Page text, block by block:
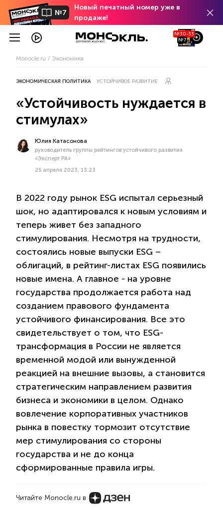
№7
Новый печатный номер уже в
продаже!
№30-33
№7
Monocle.ru Экономика
ЭКОНОМИЧЕСКАЯ ПОЛИТИКА УСТОЙЧИВОЕ РАЗВИТИЕ
«Устойчивость нуждается в
стимулах»
Юлия Катасонова
руководитель группы рейтингов устойчивого развития
«Эксперт РА»
25 апреля 2023, 13:23
В 2022 году рынок ESG испытал серьезный
шок, но адаптировался к новым условиям и
теперь живет без западного
стимулирования. Несмотря на трудности,
состоялись новые выпуски ESG –
облигаций, в рейтинг-листах ESG появились
новые имена. А главное - на уровне
государства продолжается работа над
созданием правового фундамента
устойчивого финансирования. Все это
свидетельствует о том, что ESG-
трансформация в России не является
временной модой или вынужденной
реакцией на внешние вызовы, а становится
стратегическим направлением развития
бизнеса и экономики в целом. Однако
вовлечение корпоративных участников
рынка в повестку тормозит отсутствие
мер стимулирования со стороны
государства и не до конца
сформированные правила игры.
Читайте Monocle.ru в